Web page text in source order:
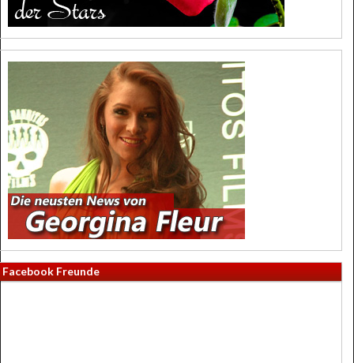
Facebook Freunde